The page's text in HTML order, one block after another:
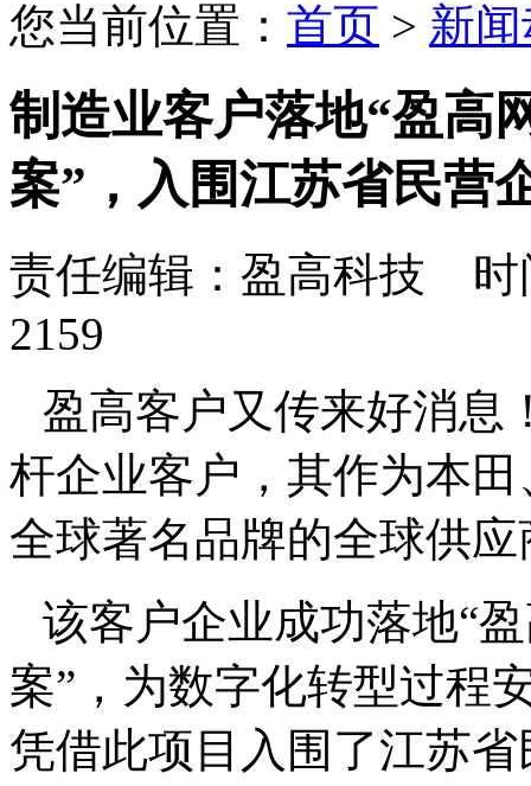
您当前位置： 首页 > 新
制造业客户落地“盈高
案”，入围江苏省民营
责任编辑：盈高科技 时
2159
盈高客户又传来好消息
杆企业客户，其作为本
全球著名品牌的全球供
该客户企业成功落地“
案”，为数字化转型过程
凭借此项目入围了江苏